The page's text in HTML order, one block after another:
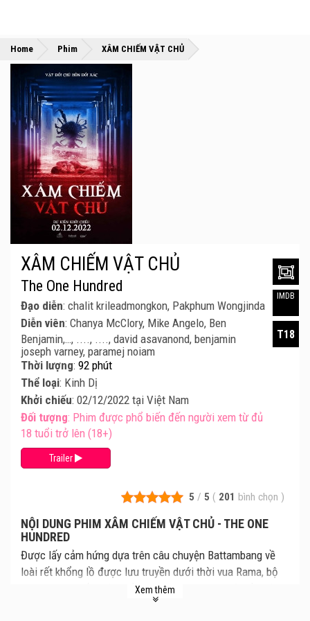
Home »
Phim »
XÂM CHIẾM VẬT CHỦ
5 / 5 ( 201 bình chọn )
NỘI DUNG PHIM XÂM CHIẾM VẬT CHỦ - THE ONE
HUNDRED
Được lấy cảm hứng dựa trên câu chuyện Battambang về
loài rết khổng lồ được lưu truyền dưới thời vua Rama, bộ
phim Xâm Chiếm Vật Chủ xoay quanh câu chuyện về một
nhóm du khách trong thời gian cách ly Covid tại một khách
Xem thêm
XÂM CHIẾM VẬT CHỦ
The One Hundred
Đạo diễn: chalit krileadmongkon, Pakphum Wongjinda
Diễn viên: Chanya McClory, Mike Angelo, Ben
Benjamin,…, ...., ...., david asavanond, benjamin
joseph varney, paramej noiam
Thời lượng: 92 phút
Thể loại: Kinh Dị
Khởi chiếu: 02/12/2022 tại Việt Nam
Đối tượng: Phim được phổ biến đến người xem từ đủ
18 tuổi trở lên (18+)
Trailer
IMDB
T18